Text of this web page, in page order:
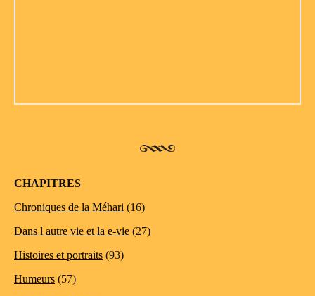
CHAPITRES
Chroniques de la Méhari (16)
Dans l autre vie et la e-vie (27)
Histoires et portraits (93)
Humeurs (57)